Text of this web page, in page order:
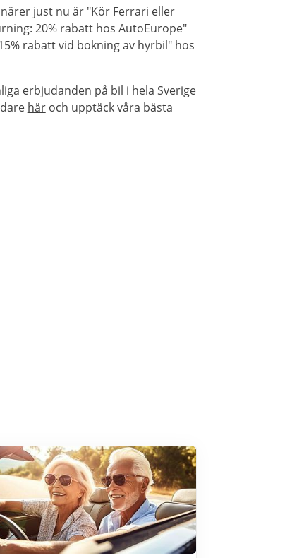
just nu är "Kör Ferrari eller
20% rabatt hos AutoEurope"
rabatt vid bokning av hyrbil" hos
erbjudanden på bil i hela Sverige
häroch upptäck våra bästa